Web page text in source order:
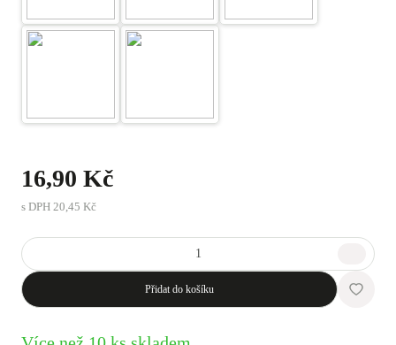
16,90 Kč
s DPH 20,45 Kč
Přidat do košíku